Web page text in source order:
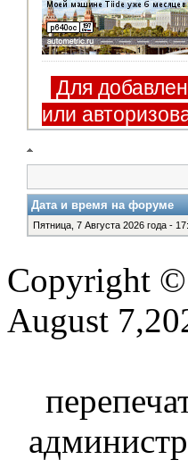
Для
или
Дата и время на форуме
Пятница, 7 Августа 2026 года -
Copyright ©
August